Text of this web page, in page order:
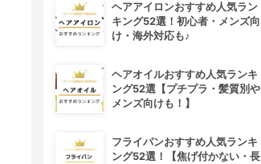
ヘアアイロンおすすめ人気ラン
キング52選！初心者・メンズ向
け・海外対応も♪
ヘアオイルおすすめ人気ランキ
ング52選【プチプラ・髪質別や
メンズ向けも！】
フライパンおすすめ人気ランキ
ング52選！【焦げ付かない・長